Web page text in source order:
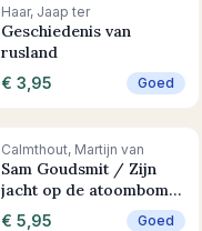
+ In winkelwagen
Haar, Jaap ter
Geschiedenis van
rusland
€ 3,95 Goed
+ In winkelwagen
Calmthout, Martijn van
Sam Goudsmit / Zijn
jacht op de atoombom
van Hitler
€ 5,95 Goed